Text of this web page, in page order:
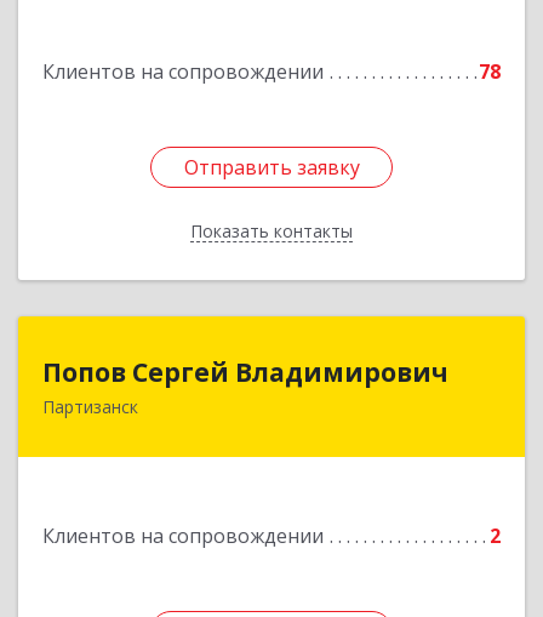
Клиентов на сопровождении 78
Отправить заявку
Показать контакты
Отправить заявку
Назад
Попов Сергей Владимирович
Партизанск
Клиентов на сопровождении 2
Попов Сергей Владимирович
692922, Приморский край, г. Находка, ул.